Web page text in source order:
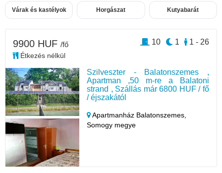
Várak és kastélyok Horgászat Kutyabarát
Szilveszter - Balatonszemes ,
Apartman ,50 m-re a Balatoni
strand , Szállás már 6800 HUF / fő
/ éjszakától
Apartmanház Balatonszemes,
Somogy megye
9900 HUF /fő
Étkezés nélkül
1 - 26
1
10